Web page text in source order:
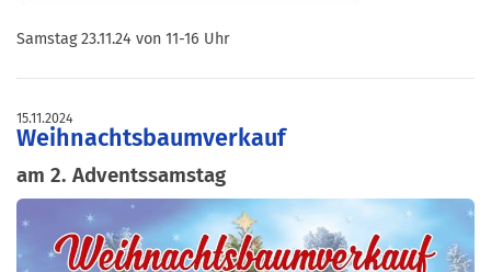
Samstag 23.11.24 von 11-16 Uhr
15.11.2024
Weihnachtsbaumverkauf
am 2. Adventssamstag